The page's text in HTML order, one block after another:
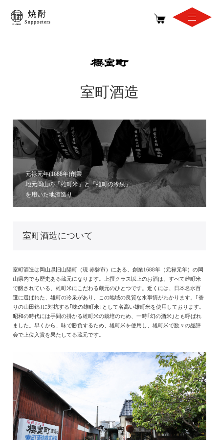
焼酎
Suppoeters
室町酒造
元禄元年(1688年)創業
地元岡山の「雄町米」と「雄町の冷泉」
を用いた地酒造り
室町酒造について
室町酒造は岡山県旧山陽町（現 赤磐市）にある、創業1688年（元禄元年）の岡
山県内でも歴史ある蔵元になります。上撰クラス以上のお酒は、すべて雄町米
で醸されている、雄町米にこだわる蔵元のひとつです。近くには、日本名水百
選に選ばれた、雄町の冷泉があり、この地域の良質な水事情がわかります。｢香
りの山田錦｣に対抗する｢味の雄町米｣として名高い雄町米を使用しております。
昭和の時代には手間の掛かる雄町米の栽培のため、一時｢幻の酒米｣とも呼ばれ
ました。早くから、味で勝負するため、雄町米を使用し、雄町米で数々の品評
会で上位入賞を果たしてる蔵元です。